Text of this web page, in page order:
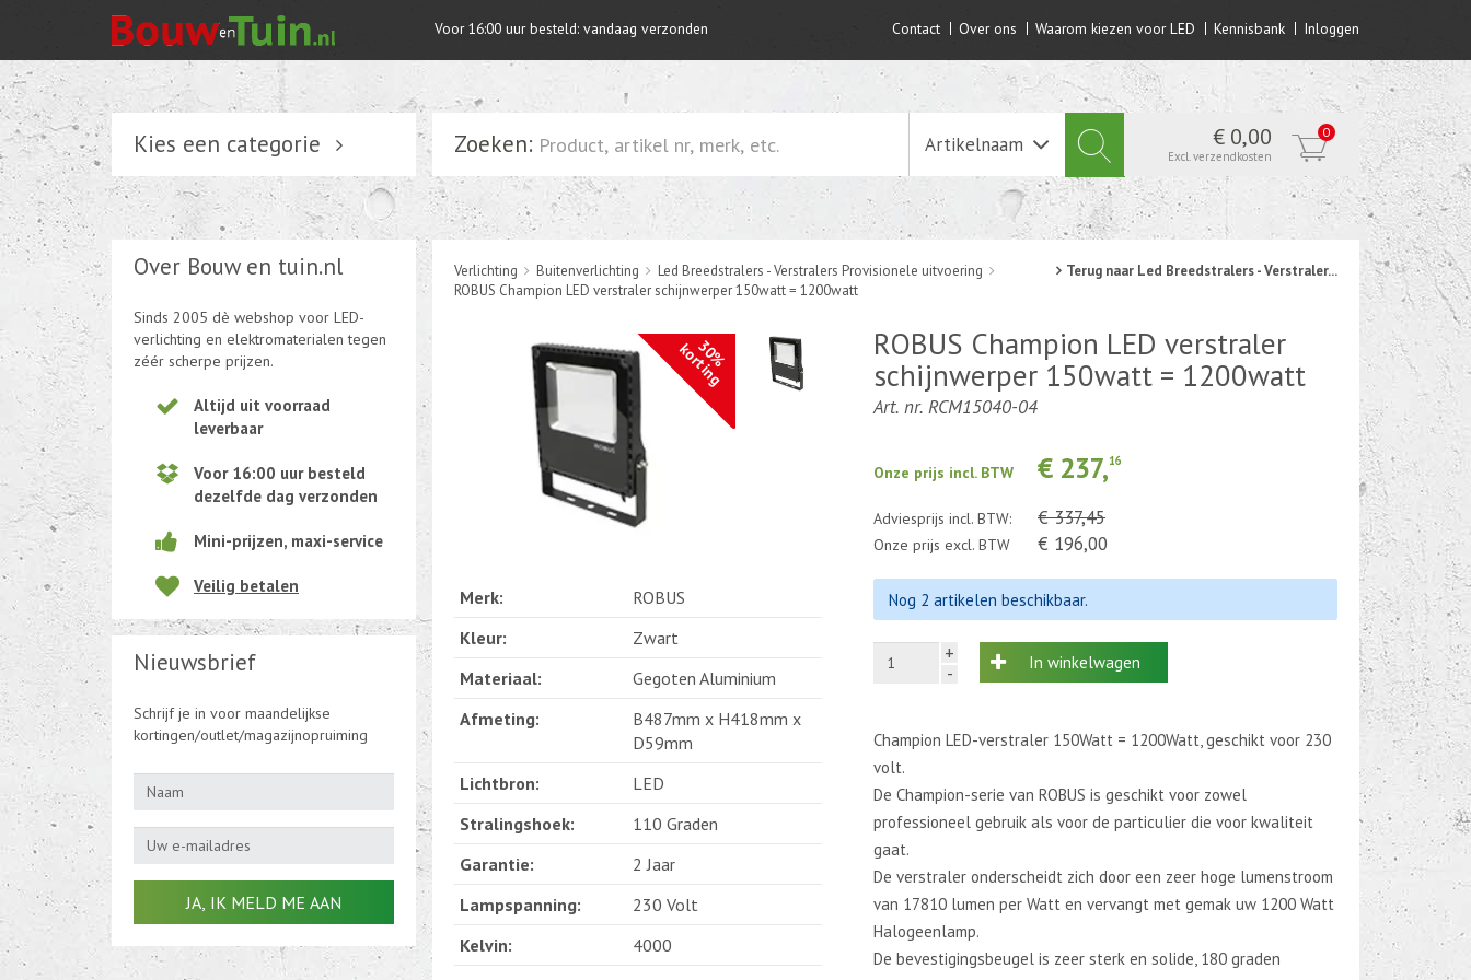
Voor 16:00 uur besteld: vandaag verzonden Contact Over ons Waarom kiezen voor LED Kennisbank Inloggen
Kies een categorie
Verlichting
Schakelmateriaal
Tuin elektriciteit
Kabel en draad
CEE-stekker-contra 380-230V
Beweging-Tijd-Rook Sensors
Outletdeals
Bulkverpakking
Zoeken: Artikelnaam € 0,00
Excl. verzendkosten
0
Verlichting Buitenverlichting
Led Breedstralers - Verstralers Provisionele uitvoering
ROBUS Champion LED verstraler schijnwerper 150watt = 1200watt
Terug naar Led Breedstralers - Verstraler...
30%
korting
Merk:
ROBUS
Kleur:
Zwart
Materiaal:
Gegoten Aluminium
Afmeting:
B487mm x H418mm x
D59mm
Lichtbron:
LED
Stralingshoek:
110 Graden
Garantie:
2 Jaar
Lampspanning:
230 Volt
Kelvin:
4000
ROBUS Champion LED verstraler
schijnwerper 150watt = 1200watt
Art. nr. RCM15040-04
Onze prijs incl. BTW € 237,16
Adviesprijs incl. BTW: € 337,45
Onze prijs excl. BTW € 196,00
Nog 2 artikelen beschikbaar.
+
-
In winkelwagen
Champion LED-verstraler 150Watt = 1200Watt, geschikt voor 230
volt.
De Champion-serie van ROBUS is geschikt voor zowel
professioneel gebruik als voor de particulier die voor kwaliteit
gaat.
De verstraler onderscheidt zich door een zeer hoge lumenstroom
van 17810 lumen per Watt en vervangt met gemak uw 1200 Watt
Halogeenlamp.
De bevestigingsbeugel is zeer sterk en solide, 180 graden
Over Bouw en tuin.nl
Sinds 2005 dè webshop voor LED-
verlichting en elektromaterialen tegen
zéér scherpe prijzen.
Altijd uit voorraad
leverbaar
Voor 16:00 uur besteld
dezelfde dag verzonden
Mini-prijzen, maxi-service
Veilig betalen
Nieuwsbrief
Schrijf je in voor maandelijkse
kortingen/outlet/magazijnopruiming